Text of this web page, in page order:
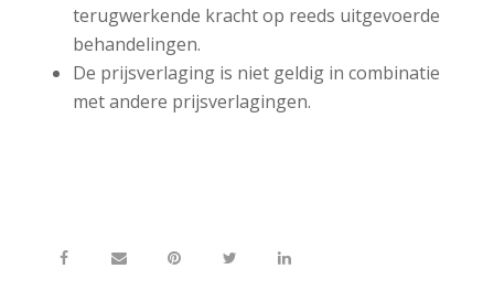
terugwerkende kracht op reeds uitgevoerde
behandelingen.
De prijsverlaging is niet geldig in combinatie
met andere prijsverlagingen.